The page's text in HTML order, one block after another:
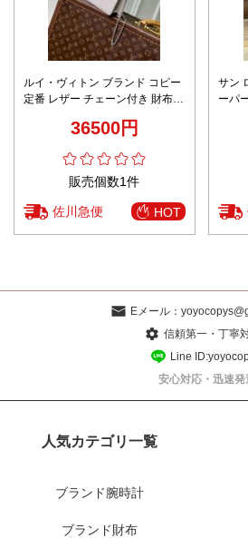
ルイ・ヴィトン ブランド コピー
定番 レザー チェーン付き 財布
ディテール 安心サイト 秘密厳守
36500円
販売個数1件
佐川急便 HOT
サン
ーパ
Eメール：
信頼第一・丁寧
Line
安心対応・迅速発
人気カテゴリ一覧
ブランド腕時計
ブランド財布